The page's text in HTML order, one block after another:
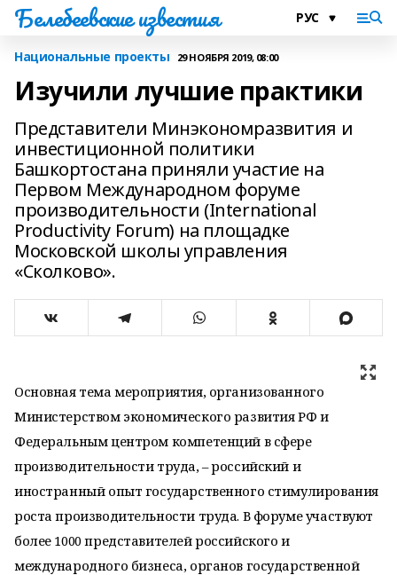
Белебеевские известия
Национальные проекты 29 НОЯБРЯ 2019, 08:00
Изучили лучшие практики
Представители Минэкономразвития и
инвестиционной политики
Башкортостана приняли участие на
Первом Международном форуме
производительности (International
Productivity Forum) на площадке
Московской школы управления
«Сколково».
Основная тема мероприятия, организованного
Министерством экономического развития РФ и
Федеральным центром компетенций в сфере
производительности труда, – российский и
иностранный опыт государственного стимулирования
роста производительности труда. В форуме участвуют
более 1000 представителей российского и
международного бизнеса, органов государственной